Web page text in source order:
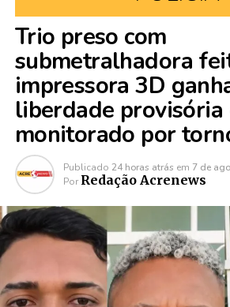
Trio preso com
submetralhadora
impressora 3D
liberdade provisória
monitorado por
Publicado 24 horas atrás em 7 de
Por Redação Acrenews